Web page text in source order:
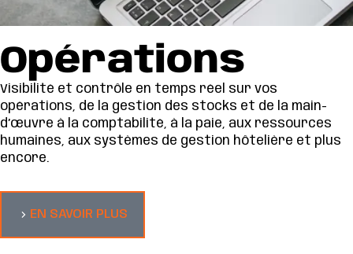
Opérations
Visibilité et contrôle en temps réel sur vos
opérations, de la gestion des stocks et de la main-
d’œuvre à la comptabilité, à la paie, aux ressources
humaines, aux systèmes de gestion hôtelière et plus
encore.
EN SAVOIR PLUS